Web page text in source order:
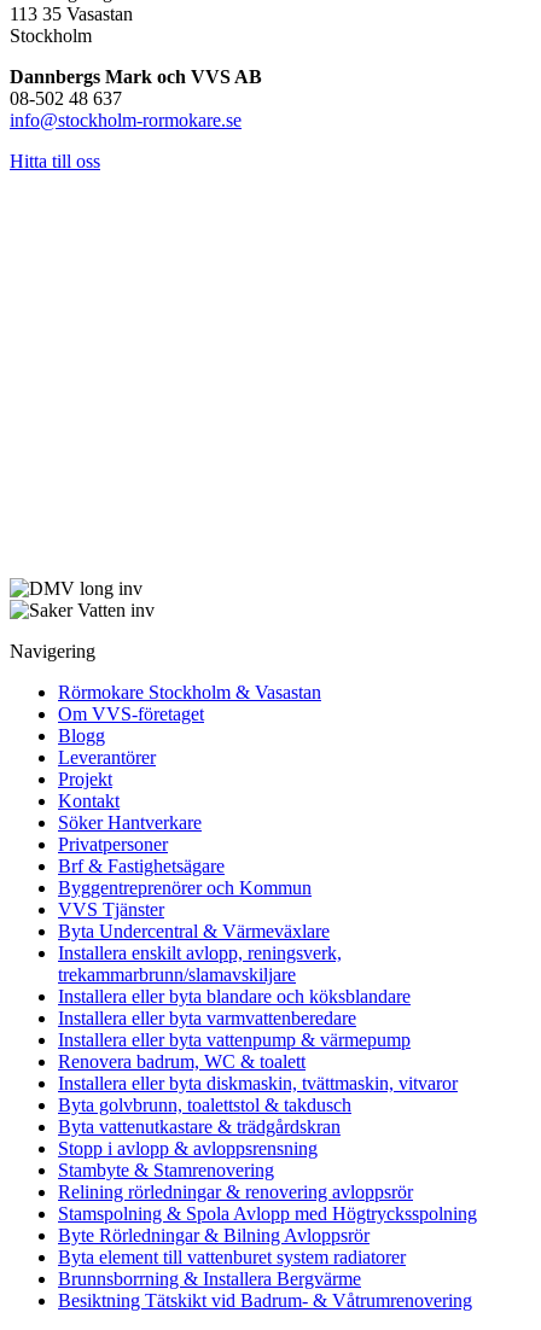
113 35 Vasastan
Stockholm
Dannbergs Mark och VVS AB
08-502 48 637
info@stockholm-rormokare.se
Hitta till oss
Navigering
Rörmokare Stockholm & Vasastan
Om VVS-företaget
Blogg
Leverantörer
Projekt
Kontakt
Söker Hantverkare
Privatpersoner
Brf & Fastighetsägare
Byggentreprenörer och Kommun
VVS Tjänster
Byta Undercentral & Värmeväxlare
Installera enskilt avlopp, reningsverk,
trekammarbrunn/slamavskiljare
Installera eller byta blandare och köksblandare
Installera eller byta varmvattenberedare
Installera eller byta vattenpump & värmepump
Renovera badrum, WC & toalett
Installera eller byta diskmaskin, tvättmaskin, vitvaror
Byta golvbrunn, toalettstol & takdusch
Byta vattenutkastare & trädgårdskran
Stopp i avlopp & avloppsrensning
Stambyte & Stamrenovering
Relining rörledningar & renovering avloppsrör
Stamspolning & Spola Avlopp med Högtrycksspolning
Byte Rörledningar & Bilning Avloppsrör
Byta element till vattenburet system radiatorer
Brunnsborrning & Installera Bergvärme
Besiktning Tätskikt vid Badrum- & Våtrumrenovering